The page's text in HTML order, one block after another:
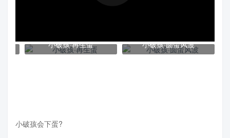
小破孩·再生蛋 小破孩·圆蛋风波
小破孩会下蛋?